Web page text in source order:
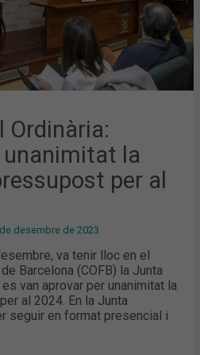
Ordinària:
unanimitat la
per al
desembre de 2023
va tenir lloc en el
Barcelona (COFB) la Junta
van aprovar per unanimitat la
al 2024. En la Junta
seguir en format presencial i